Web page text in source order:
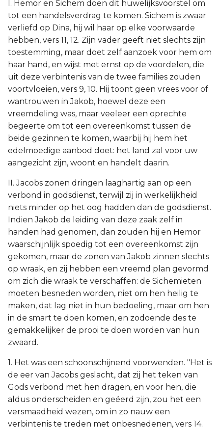
I. Hemor en Sichem doen dit huwelijksvoorstel om
tot een handelsverdrag te komen. Sichem is zwaar
verliefd op Dina, hij wil haar op elke voorwaarde
hebben, vers 11, 12. Zijn vader geeft niet slechts zijn
toestemming, maar doet zelf aanzoek voor hem om
haar hand, en wijst met ernst op de voordelen, die
uit deze verbintenis van de twee families zouden
voortvloeien, vers 9, 10. Hij toont geen vrees voor of
wantrouwen in Jakob, hoewel deze een
vreemdeling was, maar veeleer een oprechte
begeerte om tot een overeenkomst tussen de
beide gezinnen te komen, waarbij hij hem het
edelmoedige aanbod doet: het land zal voor uw
aangezicht zijn, woont en handelt daarin.
II. Jacobs zonen dringen laaghartig aan op een
verbond in godsdienst, terwijl zij in werkelijkheid
niets minder op het oog hadden dan de godsdienst.
Indien Jakob de leiding van deze zaak zelf in
handen had genomen, dan zouden hij en Hemor
waarschijnlijk spoedig tot een overeenkomst zijn
gekomen, maar de zonen van Jakob zinnen slechts
op wraak, en zij hebben een vreemd plan gevormd
om zich die wraak te verschaffen: de Sichemieten
moeten besneden worden, niet om hen heilig te
maken, dat lag niet in hun bedoeling, maar om hen
in de smart te doen komen, en zodoende des te
gemakkelijker de prooi te doen worden van hun
zwaard.
1. Het was een schoonschijnend voorwenden. "Het is
de eer van Jacobs geslacht, dat zij het teken van
Gods verbond met hen dragen, en voor hen, die
aldus onderscheiden en geëerd zijn, zou het een
versmaadheid wezen, om in zo nauw een
verbintenis te treden met onbesnedenen, vers 14.